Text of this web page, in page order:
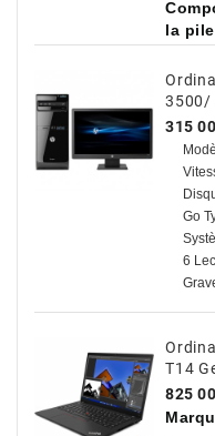
la pile
3500/
500
Prix
315
Go
6
T14
14"
512
Prix
825